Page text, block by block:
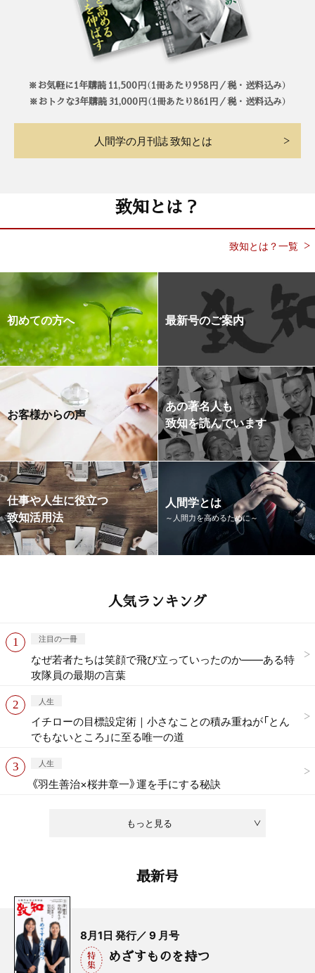
※お気軽に1年購読 11,500円（1冊あたり958円／税・送料込み）
※おトクな3年購読 31,000円（1冊あたり861円／税・送料込み）
人間学の月刊誌 致知とは
致知とは？
致知とは？一覧
初めての方へ 最新号のご案内
お客様からの声
あの著名人も
致知を読んでいます
仕事や人生に役立つ
致知活用法
人間学とは
～人間力を高めるために～
人気ランキング
もっと見る
注目の一冊
なぜ若者たちは笑顔で飛び立っていったのか——ある特
攻隊員の最期の言葉
人生
イチローの目標設定術｜小さなことの積み重ねが「とん
でもないところ」に至る唯一の道
人生
《羽生善治×桜井章一》運を手にする秘訣
最新号
8月1日 発行／ 9 月号
めざすものを持つ